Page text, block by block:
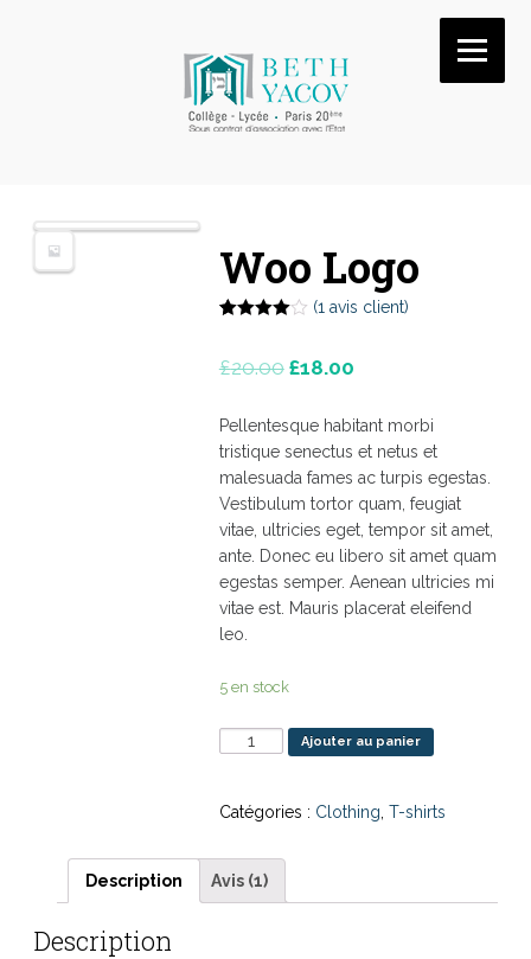
Woo Logo
basé
client
(1 avis client)
£20.00 £18.00
Pellentesque habitant morbi
tristique senectus et netus et
malesuada fames ac turpis egestas.
Vestibulum tortor quam, feugiat
vitae, ultricies eget, tempor sit amet,
ante. Donec eu libero sit amet quam
egestas semper. Aenean ultricies mi
vitae est. Mauris placerat eleifend
leo.
5 en stock
quantité
Logo
Ajouter au panier
Catégories : Clothing T-shirts
Description Avis (1)
Description